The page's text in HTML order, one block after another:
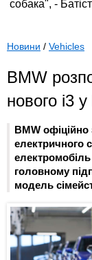
Новини / Vehicles
BMW
нового i3
BMW
електричного
головному
модель